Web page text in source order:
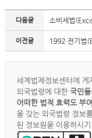
다음글 소비세법
이전글 1992 전기법
세계법제정보센터에
외국법령에 대한 국민
어떠한 법적 효력도 부
을 갖는 외국법령 정보
된 정보원을 이용하시기